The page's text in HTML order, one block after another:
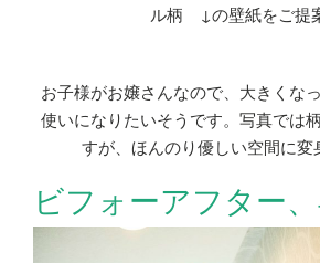
ル柄 ↓の壁紙をご提
お子様がお嬢さんなので、大きくな
使いになりたいそうです。写真では
すが、ほんのり優しい空間に変
ビフォーアフター